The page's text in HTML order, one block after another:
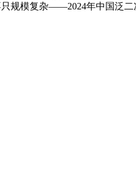
规模复杂——2024年中国泛